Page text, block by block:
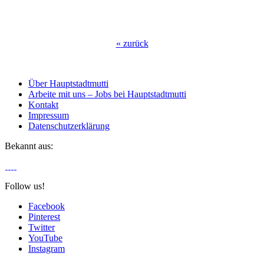
« zurück
Über Hauptstadtmutti
Arbeite mit uns – Jobs bei Hauptstadtmutti
Kontakt
Impressum
Datenschutzerklärung
Bekannt aus:
Follow us!
Facebook
Pinterest
Twitter
YouTube
Instagram